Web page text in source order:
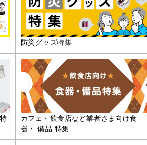
防災グッズ特集
カフェ・飲食店など業者さま向け食
器・ 備品 特集